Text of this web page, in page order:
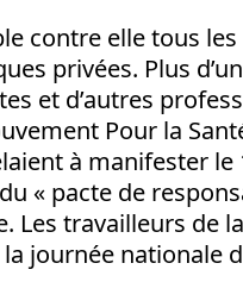
contre elle tous
privées. Plus
et d’autres
Pour la
à manifester le
« pacte de
Les travailleurs de
journée nationale